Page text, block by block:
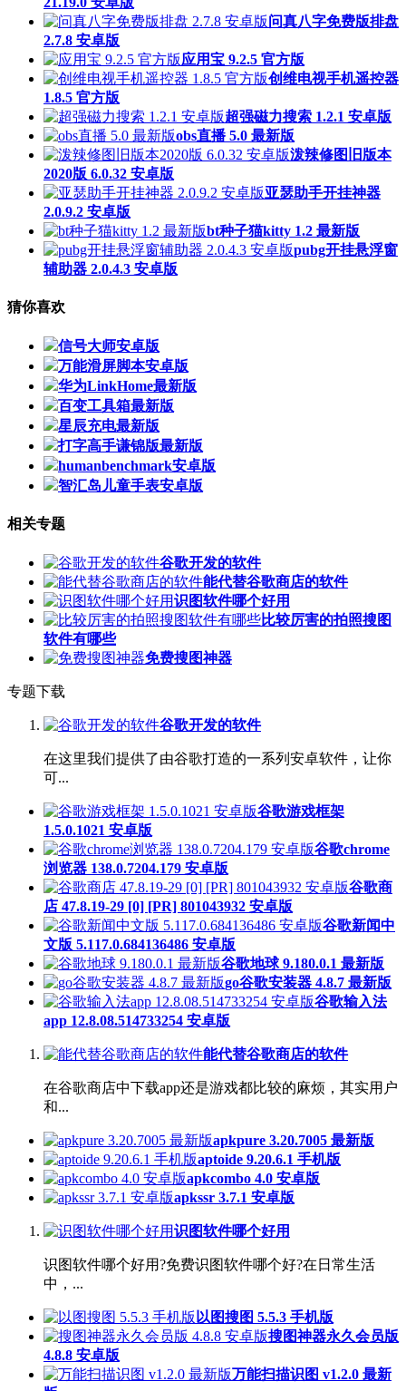
问真八字免费版排盘
2.7.8 安卓版
应用宝 9.2.5 官方版
创维电视手机遥控器
1.8.5 官方版
超强磁力搜索 1.2.1 安卓版
obs直播 5.0 最新版
泼辣修图旧版本
2020版 6.0.32 安卓版
亚瑟助手开挂神器
2.0.9.2 安卓版
bt种子猫kitty 1.2 最新版
pubg开挂悬浮窗
辅助器 2.0.4.3 安卓版
猜你喜欢
信号大师安卓版
万能滑屏脚本安卓版
华为LinkHome最新版
百变工具箱最新版
星辰充电最新版
打字高手谦锦版最新版
humanbenchmark安卓版
智汇岛儿童手表安卓版
相关专题
谷歌开发的软件
能代替谷歌商店的软件
识图软件哪个好用
比较厉害的拍照搜图
软件有哪些
免费搜图神器
专题下载
谷歌开发的软件
在这里我们提供了由谷歌打造的一系列安卓软件，让你
可...
谷歌游戏框架
1.5.0.1021 安卓版
谷歌chrome
浏览器 138.0.7204.179 安卓版
谷歌商
店 47.8.19-29 [0] [PR] 801043932 安卓版
谷歌新闻中
文版 5.117.0.684136486 安卓版
谷歌地球 9.180.0.1 最新版
go谷歌安装器 4.8.7 最新版
谷歌输入法
app 12.8.08.514733254 安卓版
能代替谷歌商店的软件
在谷歌商店中下载app还是游戏都比较的麻烦，其实用户
和...
apkpure 3.20.7005 最新版
aptoide 9.20.6.1 手机版
apkcombo 4.0 安卓版
apkssr 3.7.1 安卓版
识图软件哪个好用
识图软件哪个好用?免费识图软件哪个好?在日常生活
中，...
以图搜图 5.5.3 手机版
搜图神器永久会员版
4.8.8 安卓版
万能扫描识图 v1.2.0 最新